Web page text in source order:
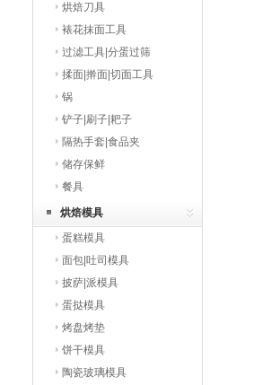
烘焙刀具
裱花抹面工具
过滤工具|分蛋过筛
揉面|擀面|切面工具
锅
铲子|刷子|耙子
隔热手套|食品夹
储存保鲜
餐具
烘焙模具
蛋糕模具
面包|吐司模具
披萨|派模具
蛋挞模具
烤盘烤垫
饼干模具
陶瓷玻璃模具